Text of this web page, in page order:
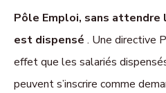
Pôle Emploi, sans attendre
est dispensé . Une directive
effet que les salariés
peuvent s’inscrire comme